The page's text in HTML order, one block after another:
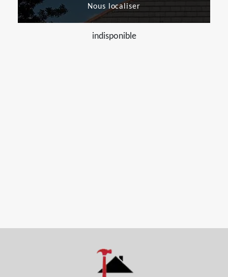
Nous localiser
indisponible